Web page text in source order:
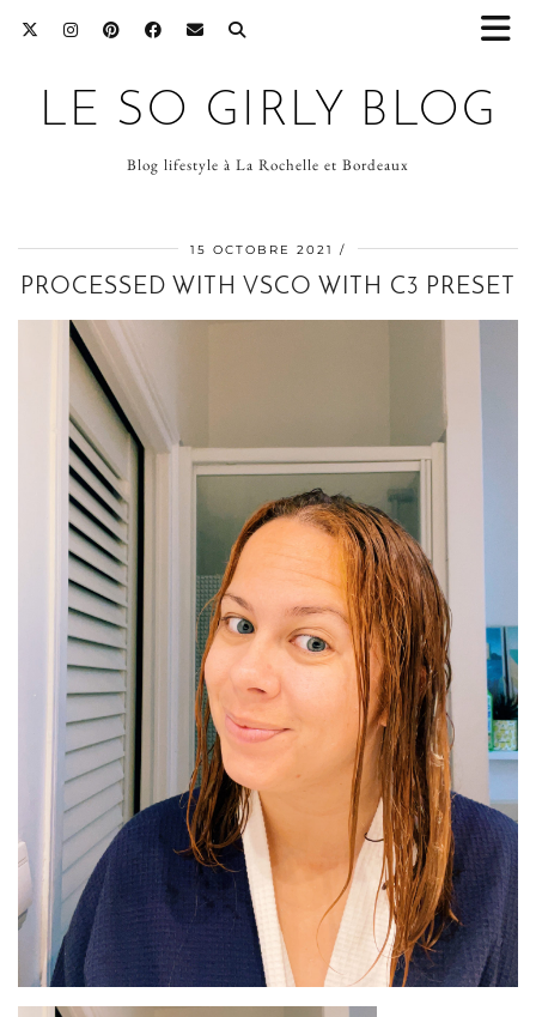
LE SO GIRLY BLOG
Blog lifestyle à La Rochelle et Bordeaux
15 OCTOBRE 2021
PROCESSED WITH VSCO WITH C3 PRESET